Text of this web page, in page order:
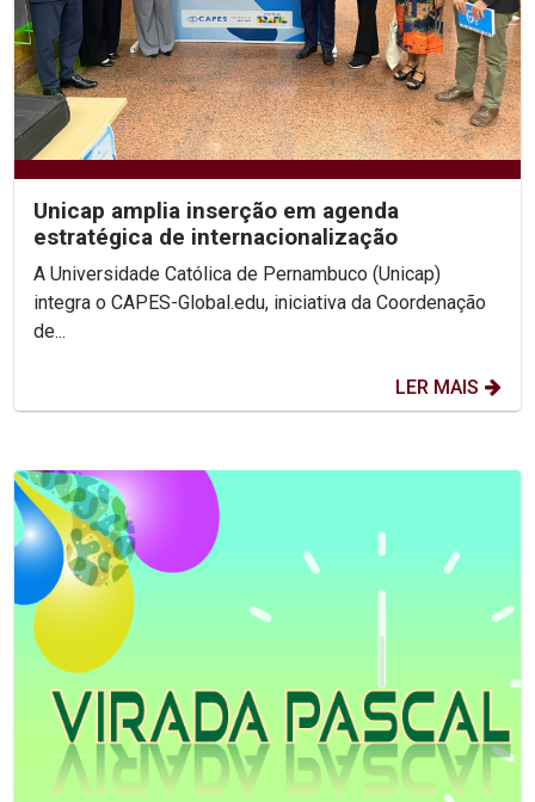
Unicap amplia inserção em agenda
estratégica de internacionalização
A Universidade Católica de Pernambuco (Unicap)
integra o CAPES-Global.edu, iniciativa da Coordenação
de...
LER MAIS